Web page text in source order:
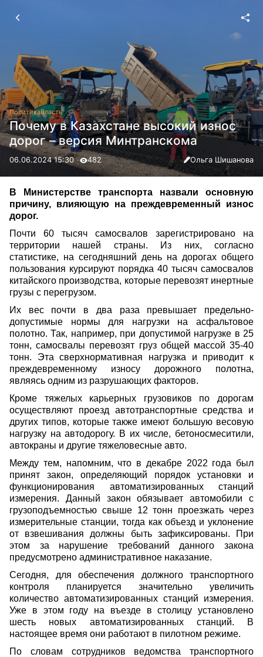
ПолитикаВласть
Почему в Казахстане высокий износ
дорог – версия Минтранскома
06.06.2024 15:30 482 Ольга Шишанова
В Министерстве транспорта назвали основную
причину, влияющую на преждевременный износ
дорог.
Почти 60 тысяч самосвалов зарегистрировано на
территории нашей страны. Из них, согласно
статистике, на сегодняшний день на дорогах общего
пользования курсируют порядка 40 тысяч самосвалов
китайского производства, которые перевозят инертные
грузы с перегрузом.
Их вес почти в два раза превышает предельно-
допустимые нормы для нагрузки на асфальтовое
полотно. Так, например, при допустимой нагрузке в 25
тонн, самосвалы перевозят груз общей массой 35-40
тонн. Эта сверхнормативная нагрузка и приводит к
преждевременному износу дорожного полотна,
являясь одним из разрушающих факторов.
Кроме тяжелых карьерных грузовиков по дорогам
осуществляют проезд автотранспортные средства и
других типов, которые также имеют большую весовую
нагрузку на автодорогу. В их числе, бетоносмеситили,
автокраны и другие тяжеловесные авто.
Между тем, напомним, что в декабре 2022 года был
принят закон, определяющий порядок установки и
функционирования автоматизированных станций
измерения. Данный закон обязывает автомобили с
грузоподъемностью свыше 12 тонн проезжать через
измерительные станции, тогда как объезд и уклонение
от взвешивания должны быть зафиксированы. При
этом за нарушение требований данного закона
предусмотрено административное наказание.
Сегодня, для обеспечения должного транспортного
контроля планируется значительно увеличить
количество автоматизированных станций измерения.
Уже в этом году на въезде в столицу установлено
шесть новых автоматизированных станций. В
настоящее время они работают в пилотном режиме.
По словам сотрудников ведомства транспортного